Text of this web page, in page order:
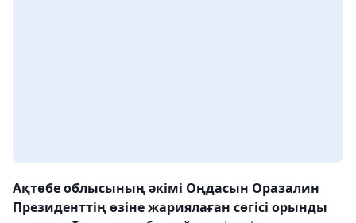
Ақтөбе облысының әкімі Оңдасын Оразалин
Президенттің өзіне жариялаған сөгісі орынды